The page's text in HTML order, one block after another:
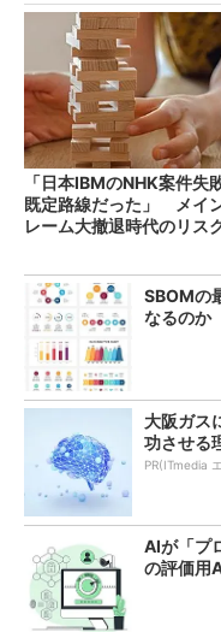
「日本IBMのNHK案件失
既定路線だった」 メイ
レーム大撤退時代のリス
SBOMの
なるのか
大阪ガス
功させる
PR(ITmedia
AIが「プ
の評価用